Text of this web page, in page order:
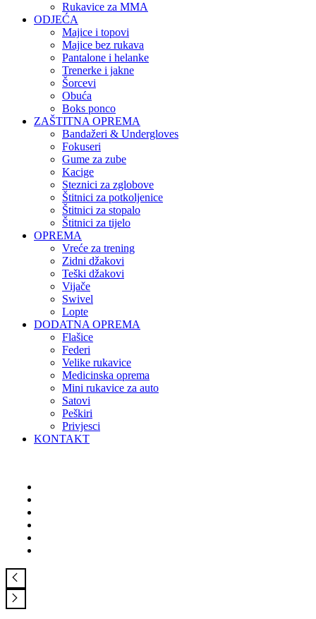
Rukavice za MMA
ODJEĆA
Majice i topovi
Majice bez rukava
Pantalone i helanke
Trenerke i jakne
Šorcevi
Obuća
Boks ponco
ZAŠTITNA OPREMA
Bandažeri & Undergloves
Fokuseri
Gume za zube
Kacige
Steznici za zglobove
Štitnici za potkoljenice
Štitnici za stopalo
Štitnici za tijelo
OPREMA
Vreće za trening
Zidni džakovi
Teški džakovi
Vijače
Swivel
Lopte
DODATNA OPREMA
Flašice
Federi
Velike rukavice
Medicinska oprema
Mini rukavice za auto
Satovi
Peškiri
Privjesci
KONTAKT